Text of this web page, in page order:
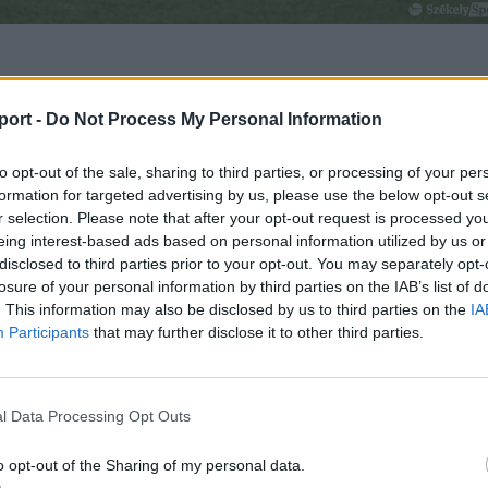
- Do Not Process My Personal Information
opt-out of the sale, sharing to third parties, or processing of your
for targeted advertising by us, please use the below opt-out
selection. Please note that after your opt-out request is processed
interest-based ads based on personal information utilized by us
to third parties prior to your opt-out. You may separately
of your personal information by third parties on the IAB’s list of
This information may also be disclosed by us to third parties on the
Participants that may further disclose it to other third parties.
Data Processing Opt Outs
opt-out of the Sharing of my personal data.
nem tudta kihasználni a csíki csapat,
találata a 33. percben született: Sonia Bumbar
védelem hibáját, és megszerezte a vezetést a
(0–1). A második félidőben is az FK Csíkszereda
a vendégek kétszer is veszélyesen kontráztak, ám